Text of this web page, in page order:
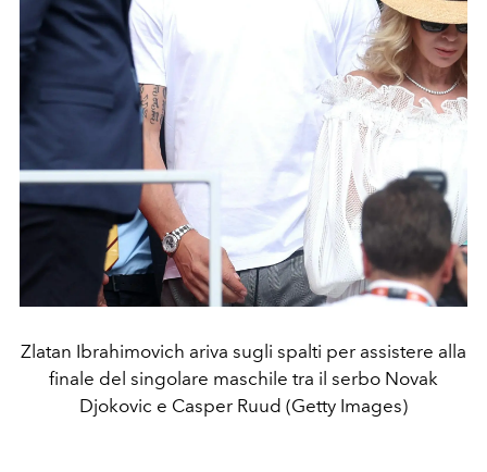
Zlatan Ibrahimovich ariva sugli spalti per assistere alla
finale del singolare maschile tra il serbo Novak
Djokovic e Casper Ruud (Getty Images)